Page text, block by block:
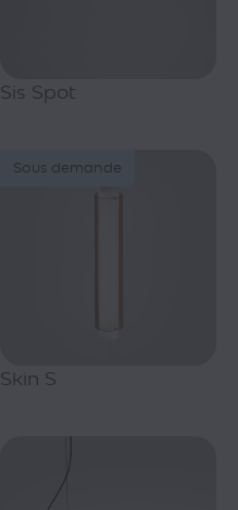
Sis Spot
Sous demande
Skin S